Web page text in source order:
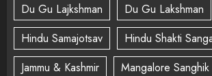
Du Gu Lajkshman
Du Gu Lakshman
Hindu Samajotsav
Hindu Shakti
Jammu & Kashmir
Mangalore Sanghik